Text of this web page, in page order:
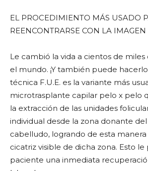
EL PROCEDIMIENTO MÁS USADO
REENCONTRARSE CON LA
Le cambió la vida a cientos de miles
el mundo. ¡Y también puede
técnica F.U.E. es la variante más
microtrasplante capilar pelo x pelo
la extracción de las unidades
individual desde la zona donante
cabelludo, logrando de esta
cicatriz visible de dicha zona. Esto
paciente una inmediata